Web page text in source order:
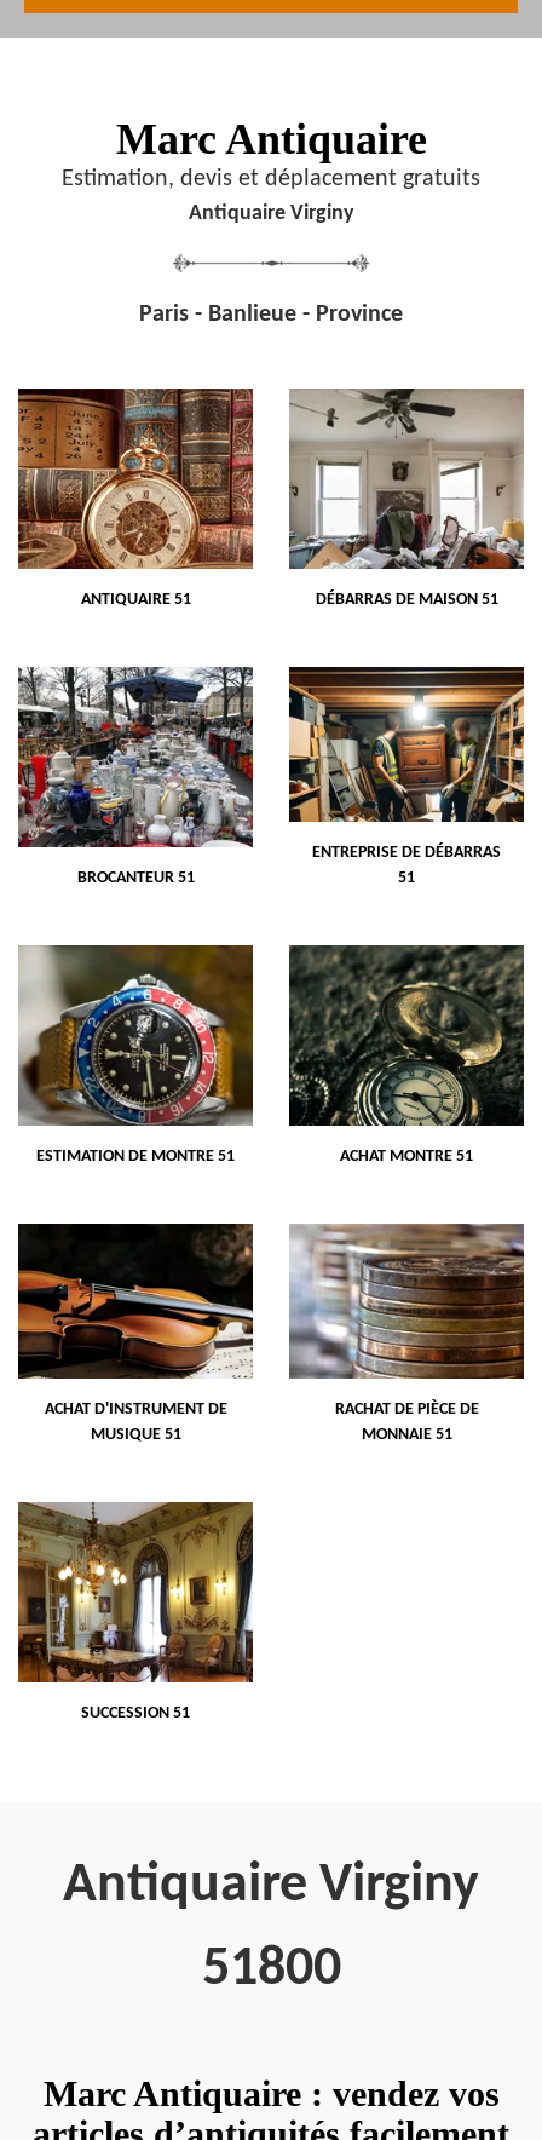
Marc Antiquaire
Estimation, devis et déplacement gratuits
Antiquaire Virginy
Paris - Banlieue - Province
ANTIQUAIRE 51 DÉBARRAS DE MAISON 51
BROCANTEUR 51
ENTREPRISE DE DÉBARRAS
51
ESTIMATION DE MONTRE 51 ACHAT MONTRE 51
ACHAT D'INSTRUMENT DE
MUSIQUE 51
RACHAT DE PIÈCE DE
MONNAIE 51
SUCCESSION 51
Antiquaire Virginy
51800
Marc Antiquaire : vendez vos